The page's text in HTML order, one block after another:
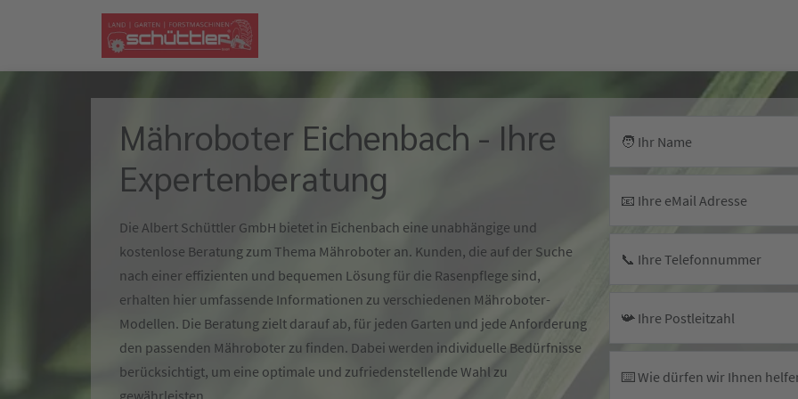
Mähroboter Eichenbach - Ihre
Expertenberatung
Die Albert Schüttler GmbH bietet in Eichenbach eine unabhängige und
kostenlose Beratung zum Thema Mähroboter an. Kunden, die auf der Suche
nach einer effizienten und bequemen Lösung für die Rasenpflege sind,
erhalten hier umfassende Informationen zu verschiedenen Mähroboter-
Modellen. Die Beratung zielt darauf ab, für jeden Garten und jede Anforderung
den passenden Mähroboter zu finden. Dabei werden individuelle Bedürfnisse
berücksichtigt, um eine optimale und zufriedenstellende Wahl zu
gewährleisten.
🧑 Ihr Name
📧 Ihre eMail Adresse
📞 Ihre Telefonnummer
📯 Ihre Postleitzahl
⌨️ Wie dürfen wir Ihnen